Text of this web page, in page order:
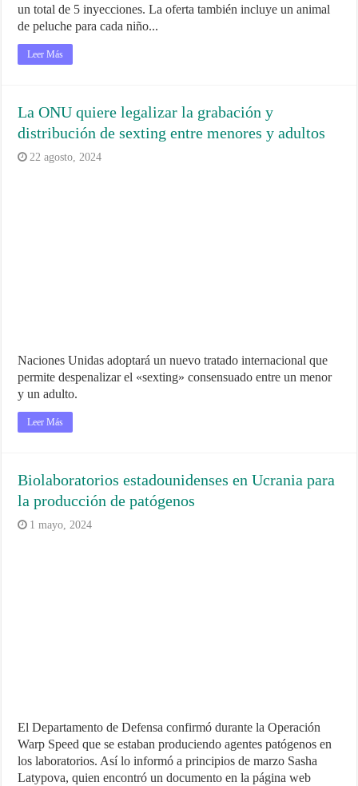
un total de 5 inyecciones. La oferta también incluye un animal
de peluche para cada niño...
Leer Más
La ONU quiere legalizar la grabación y
distribución de sexting entre menores y adultos
22 agosto, 2024
Naciones Unidas adoptará un nuevo tratado internacional que
permite despenalizar el «sexting» consensuado entre un menor
y un adulto.
Leer Más
Biolaboratorios estadounidenses en Ucrania para
la producción de patógenos
1 mayo, 2024
El Departamento de Defensa confirmó durante la Operación
Warp Speed que se estaban produciendo agentes patógenos en
los laboratorios. Así lo informó a principios de marzo Sasha
Latypova, quien encontró un documento en la página web